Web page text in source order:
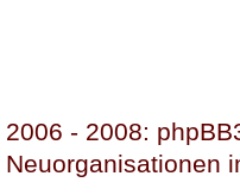
2006 - 2008:
Neuorganisationen